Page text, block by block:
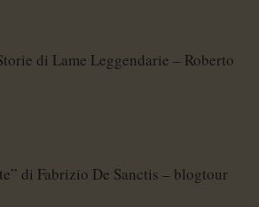
di Lame Leggendarie – Roberto
di Fabrizio De Sanctis – blogtour